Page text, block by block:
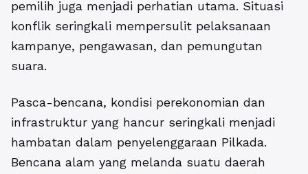
pemilih juga menjadi perhatian utama. Situasi
konflik seringkali mempersulit pelaksanaan
kampanye, pengawasan, dan pemungutan
suara.
Pasca-bencana, kondisi perekonomian dan
infrastruktur yang hancur seringkali menjadi
hambatan dalam penyelenggaraan Pilkada.
Bencana alam yang melanda suatu daerah